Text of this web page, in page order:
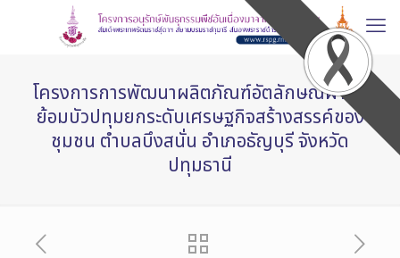
โครงการการพัฒนาผลิตภัณฑ์อัตลักษณ์ผ้ามัด
ย้อมบัวปทุมยกระดับเศรษฐกิจสร้างสรรค์ของ
ชุมชน ตำบลบึงสนั่น อำเภอธัญบุรี จังหวัด
ปทุมธานี